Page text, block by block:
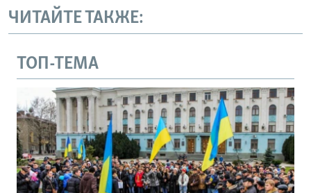
ЧИТАЙТЕ ТАКЖЕ:
ТОП-ТЕМА